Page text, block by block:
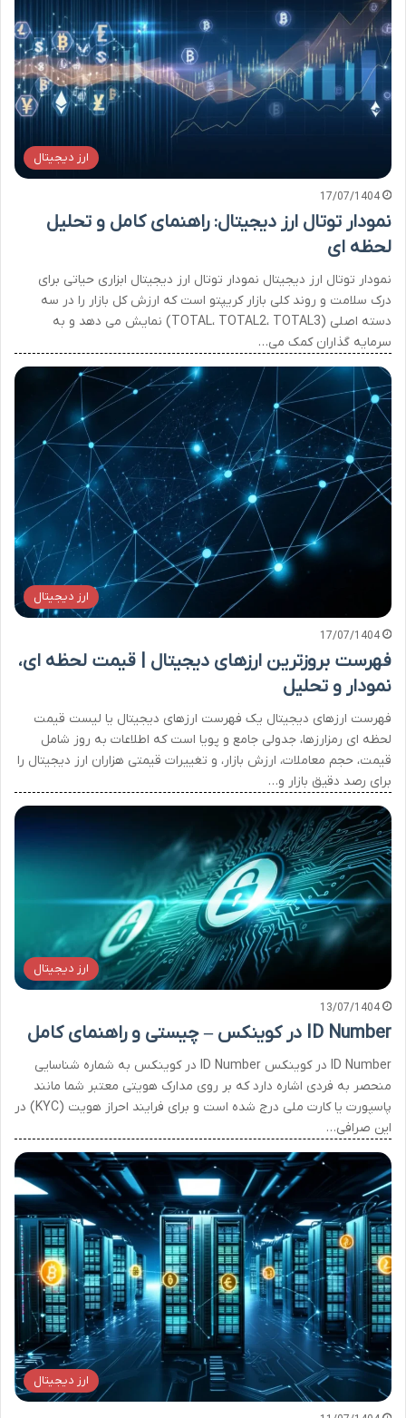
ارز دیجیتال
17/07/1404
نمودار توتال ارز دیجیتال: راهنمای کامل و تحلیل
لحظه ای
نمودار توتال ارز دیجیتال نمودار توتال ارز دیجیتال ابزاری حیاتی برای
درک سلامت و روند کلی بازار کریپتو است که ارزش کل بازار را در سه
دسته اصلی (TOTAL، TOTAL2، TOTAL3) نمایش می دهد و به
سرمایه گذاران کمک می…
ارز دیجیتال
17/07/1404
فهرست بروزترین ارزهای دیجیتال | قیمت لحظه ای،
نمودار و تحلیل
فهرست ارزهای دیجیتال یک فهرست ارزهای دیجیتال یا لیست قیمت
لحظه ای رمزارزها، جدولی جامع و پویا است که اطلاعات به روز شامل
قیمت، حجم معاملات، ارزش بازار، و تغییرات قیمتی هزاران ارز دیجیتال را
برای رصد دقیق بازار و…
ارز دیجیتال
13/07/1404
ID Number در کوینکس – چیستی و راهنمای کامل
ID Number در کوینکس ID Number در کوینکس به شماره شناسایی
منحصر به فردی اشاره دارد که بر روی مدارک هویتی معتبر شما مانند
پاسپورت یا کارت ملی درج شده است و برای فرایند احراز هویت (KYC) در
این صرافی…
ارز دیجیتال